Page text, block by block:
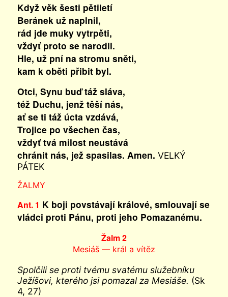
Když věk šesti pětiletí
Beránek už naplnil,
rád jde muky vytrpěti,
vždyť proto se narodil.
Hle, už pní na stromu sněti,
kam k oběti přibit byl.
Otci, Synu buď táž sláva,
též Duchu, jenž těší nás,
ať se ti táž úcta vzdává,
Trojice po všechen čas,
vždyť tvá milost neustává
chránit nás, jež spasilas. Amen. VELKÝ
PÁTEK
ŽALMY
Ant. 1 K boji povstávají králové, smlouvají se
vládci proti Pánu, proti jeho Pomazanému.
Žalm 2
Mesiáš — král a vítěz
Spolčili se proti tvému svatému služebníku
Ježíšovi, kterého jsi pomazal za Mesiáše. (Sk
4, 27)